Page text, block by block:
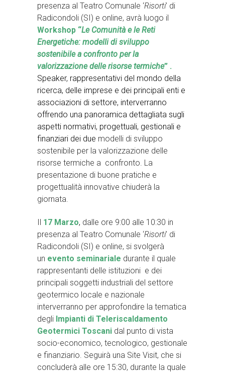
presenza al Teatro Comunale ‘Risorti’ di
Radicondoli (SI) e online, avrà luogo il
Workshop “Le Comunità e le Reti
Energetiche: modelli di sviluppo
sostenibile a confronto per la
valorizzazione delle risorse termiche” .
Speaker, rappresentativi del mondo della
ricerca, delle imprese e dei principali enti e
associazioni di settore, interverranno
offrendo una panoramica dettagliata sugli
aspetti normativi, progettuali, gestionali e
finanziari dei due modelli di sviluppo
sostenibile per la valorizzazione delle
risorse termiche a confronto. La
presentazione di buone pratiche e
progettualità innovative chiuderà la
giornata.
Il 17 Marzo, dalle ore 9:00 alle 10:30 in
presenza al Teatro Comunale ‘Risorti’ di
Radicondoli (SI) e online, si svolgerà
un evento seminariale durante il quale
rappresentanti delle istituzioni e dei
principali soggetti industriali del settore
geotermico locale e nazionale
interverranno per approfondire la tematica
degli Impianti di Teleriscaldamento
Geotermici Toscani dal punto di vista
socio-economico, tecnologico, gestionale
e finanziario. Seguirà una Site Visit, che si
concluderà alle ore 15:30, durante la quale